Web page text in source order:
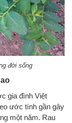
đời sống
gia đình Việt
ước tính gần gây
một năm. Rau